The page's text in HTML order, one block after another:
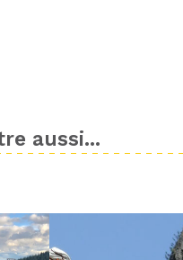
aussi...